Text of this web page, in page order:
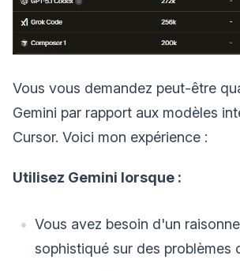
Vous vous demandez peut-être
Gemini par rapport aux modèles
Cursor. Voici mon expérience :
Utilisez Gemini lorsque :
Vous avez besoin d'un
sophistiqué sur des problèmes